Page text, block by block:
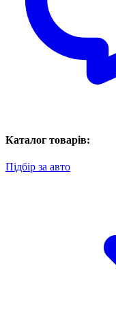
Каталог товарів:
Підбір за авто